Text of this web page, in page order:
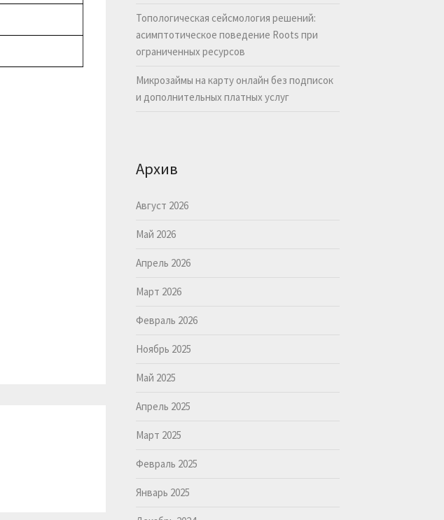
Топологическая сейсмология решений:
асимптотическое поведение Roots при
ограниченных ресурсов
Микрозаймы на карту онлайн без подписок
и дополнительных платных услуг
Архив
Август 2026
Май 2026
Апрель 2026
Март 2026
Февраль 2026
Ноябрь 2025
Май 2025
Апрель 2025
Март 2025
Февраль 2025
Январь 2025